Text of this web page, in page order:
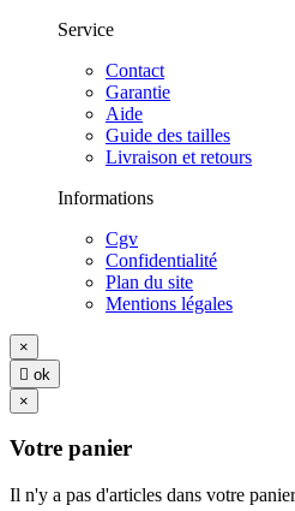
Service
Contact
Garantie
Aide
Guide des tailles
Livraison et retours
Informations
Cgv
Confidentialité
Plan du site
Mentions légales
×
 ok
×
Votre panier
Il n'y a pas d'articles dans votre